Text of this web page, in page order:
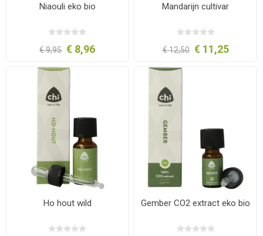
Niaouli eko bio
€ 9,95 € 8,96
Mandarijn cultivar
€ 12,50 € 11,25
Ho hout wild Gember CO2 extract eko bio